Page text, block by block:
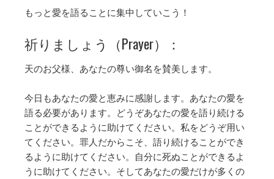
もっと愛を語ることに集中していこう！
祈りましょう（Prayer）：
天のお父様、あなたの尊い御名を賛美します。
今日もあなたの愛と恵みに感謝します。あなたの愛を
語る必要があります。どうぞあなたの愛を語り続ける
ことができるように助けてください。私をどうぞ用い
てください。罪人だからこそ、語り続けることができ
るように助けてください。自分に死ぬことができるよ
うに助けてください。そしてあなたの愛だけが多くの